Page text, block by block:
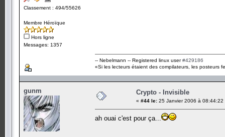
Classement : 494/55626
Membre Héroïque
Hors ligne
Messages: 1357
-- Nebelmann -- Registered linux user#429186
«Si les lecteurs étaient des compilateurs, les posteurs
gunm Crypto - Invisible
« #44 le: 25 Janvier 2006 à 08:44:22
ah ouai c'est pour ça...